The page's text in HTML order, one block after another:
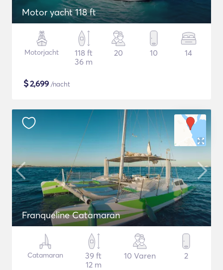
Motor yacht 118 ft
Motorjacht
118 ft
36 m
20 10 14
$2,699 /nacht
Franqueline Catamaran
Catamaran
39 ft
12 m
10 Varen 2